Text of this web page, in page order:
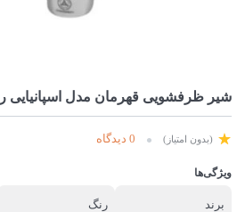
شیر ظرفشویی قهرمان مدل اسپانیایی
(بدون امتیاز) 0 دیدگاه
ویژگی‌ها
برند
رنگ